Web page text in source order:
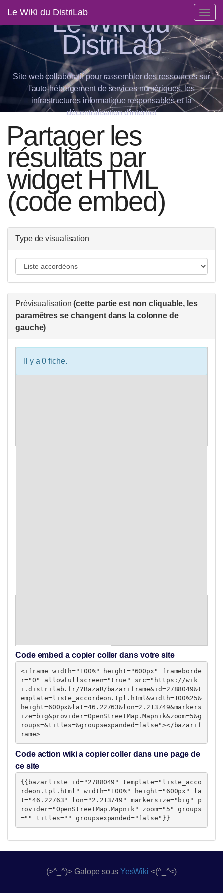
Le WiKi du DistriLabLe Wiki du
DistriLab
Site web collaboratif pour rassembler des ressources sur
l'auto-hébergement de services numériques, les
infrastructures informatique responsables et la
décentralisation d'internet
Partager les
résultats par
widget HTML
(code embed)
Type de visualisation
Prévisualisation(cette partie est non cliquable, les
paramêtres se changent dans la colonne de
gauche)
Code embed a copier coller dans votre site
<iframe width="100%" height="600px" frameborde
r="0" allowfullscreen="true" src="https://wik
i.distrilab.fr/?BazaR/bazariframe&id=2788049&t
emplate=liste_accordeon.tpl.html&width=100%25&
height=600px&lat=46.22763&lon=2.213749&markers
ize=big&provider=OpenStreetMap.Mapnik&zoom=5&g
roups=&titles=&groupsexpanded=false"></bazarif
rame>
Code action wiki a copier coller dans une page de
ce site
{{bazarliste id="2788049" template="liste_acco
rdeon.tpl.html" width="100%" height="600px" la
t="46.22763" lon="2.213749" markersize="big" p
rovider="OpenStreetMap.Mapnik" zoom="5" groups
="" titles="" groupsexpanded="false"}}
(>^_^)> Galope sous YesWiki <(^_^<)